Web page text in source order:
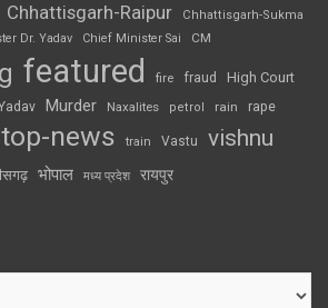
Chhattisgarh-Raipur
Chhattisgarh-Sukma
Dr. Yadav Chief Minister Sai CM
featured fire fraud High Court
Murder Naxalites petrol rain rape
top-news train Vastu vishnu
भोपाल मध्य प्रदेश रायपुर